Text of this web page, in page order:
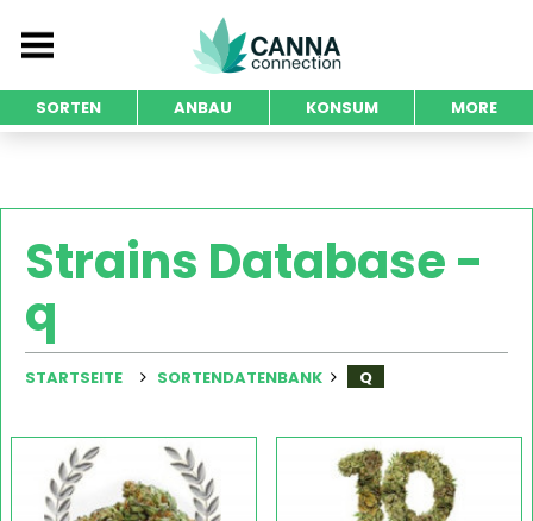
SORTEN ANBAU KONSUM MORE
Strains Database -
q
STARTSEITE SORTENDATENBANK Q